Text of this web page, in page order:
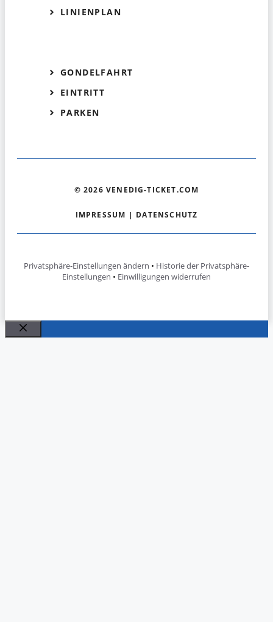
LINIENPLAN
GONDELFAHRT
EINTRITT
PARKEN
© 2026 VENEDIG-TICKET.COM
IMPRESSUM | DATENSCHUTZ
Privatsphäre-Einstellungen ändern • Historie der Privatsphäre-
Einstellungen • Einwilligungen widerrufen
Schließen